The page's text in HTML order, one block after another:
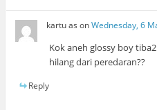
kartu as onWednesday, 6
Kok aneh glossy boy
hilang dari peredaran??
Reply